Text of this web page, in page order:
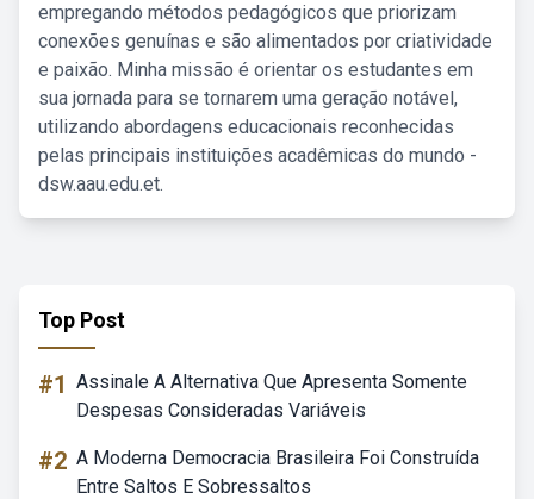
empregando métodos pedagógicos que priorizam
conexões genuínas e são alimentados por criatividade
e paixão. Minha missão é orientar os estudantes em
sua jornada para se tornarem uma geração notável,
utilizando abordagens educacionais reconhecidas
pelas principais instituições acadêmicas do mundo -
dsw.aau.edu.et.
Top Post
#1 Assinale A Alternativa Que Apresenta Somente
Despesas Consideradas Variáveis
#2 A Moderna Democracia Brasileira Foi Construída
Entre Saltos E Sobressaltos